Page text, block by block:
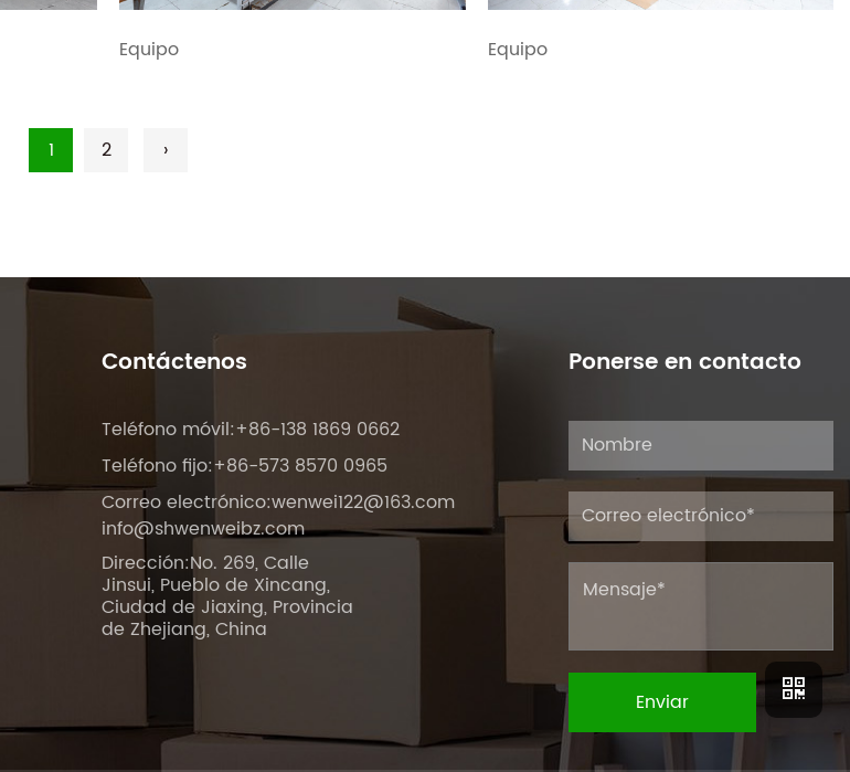
Equipo Equipo
1 2 ›
Contáctenos
Teléfono móvil:+86-138 1869 0662
Teléfono fijo:+86-573 8570 0965
Correo electrónico:wenwei122@163.com
info@shwenweibz.com
Dirección:No. 269, Calle
Jinsui, Pueblo de Xincang,
Ciudad de Jiaxing, Provincia
de Zhejiang, China
Ponerse en contacto